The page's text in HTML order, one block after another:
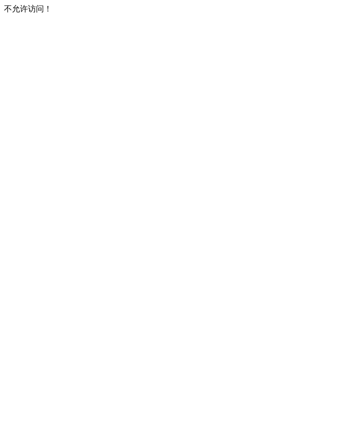
不允许访问！